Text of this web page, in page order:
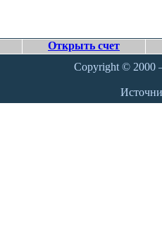
Открыть счет
Copyright © 2000